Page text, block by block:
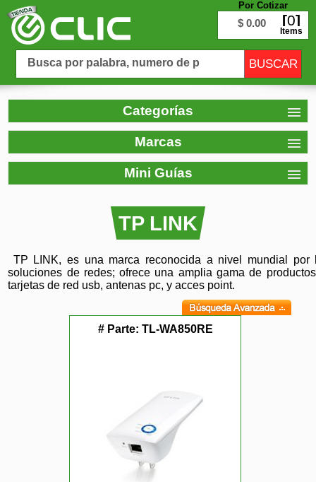
Por Cotizar
$ 0.00 0
Items
Categorías
Marcas
Mini Guías
TP LINK
TP LINK, es una marca reconocida a nivel mundial por
soluciones de redes; ofrece una amplia gama de
tarjetas de red usb, antenas pc, y acces point.
# Parte: TL-WA850RE